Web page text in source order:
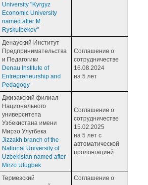
University "Kyrgyz
Economic University
named after M.
Ryskulbekov"
Денауский Институт
Предпринимательства
и Педагогики
Denau Institute of
Entrepreneurship and
Pedagogy
Соглашение о
сотрудничестве
16.08.2024
на 5 лет
Джизакский филиал
Национального
университета
Узбекистана имени
Мирзо Улугбека
Jizzakh branch of the
National University of
Uzbekistan named after
Mirzo Ulugbek
Соглашение о
сотрудничестве
15.02.2025
на 5 лет с
автоматической
пролонгацией
Термезский
Соглашение о